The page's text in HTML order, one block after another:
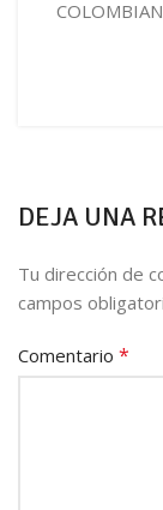
DEJA UNA
Tu dirección de
campos
Comentario *